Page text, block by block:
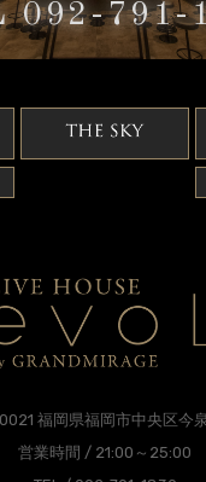
092-791-
福岡県福岡市中央区今
営業時間 / 21:00～25:00